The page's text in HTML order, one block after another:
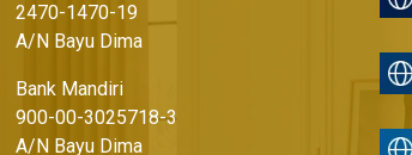
2470-1470-19
A/N Bayu Dima
Bank Mandiri
900-00-3025718-3
A/N Bayu Dima